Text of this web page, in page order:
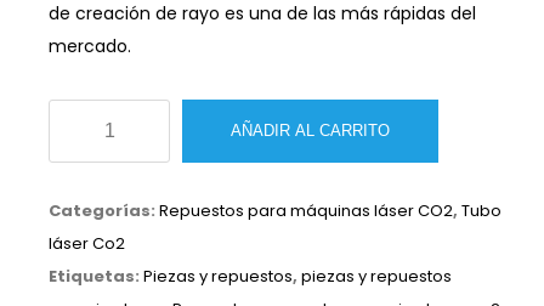
de creación de rayo es una de las más rápidas del
mercado.
Yongli
H2
80W
AÑADIR AL CARRITO
Categorías: Repuestos para máquinas láser CO2, Tubo
láser Co2
Etiquetas: Piezas y repuestos, piezas y repuestos